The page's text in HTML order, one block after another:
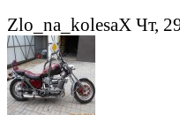
Zlo_na_kolesaX Чт,